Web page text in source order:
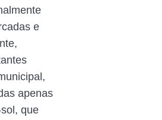
e
apenas
que